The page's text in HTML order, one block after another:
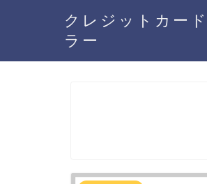
クレジットカー
ラー